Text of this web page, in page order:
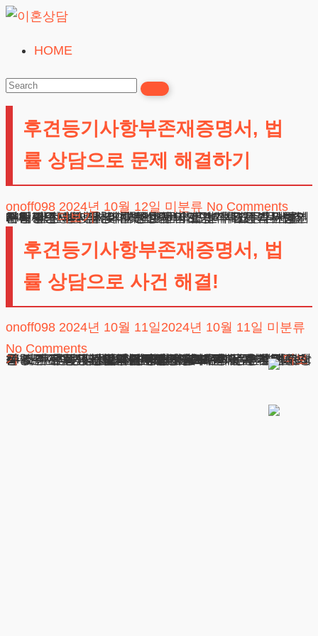
Skip
content
혼
상
HOME
후견등기사항부존재증명서, 법
률 상담으로 문제 해결하기
onoff098 2024년 10월 12일 미분류 No Comments
24시간 전화상담 및 채팅상담 바로가기 목차 후견등기사항부존재증명서에 대한 이해와 준비 후견등기사항부존재증명서 신청의 첫 번째 단계 법적 요건과 서류 준비 과정 실제 사례를 통한 문제점 분석 자주 묻는 질문들 실수 방지를 위한 변호사의 조언 후견등기사항부존재증명서에 대한 이해와 준비 안녕하세요! 법무법인 테헤란의더보기
후견등기사항부존재증명서, 법
률 상담으로 사건 해결!
onoff098 2024년 10월 11일 2024년 10월 11일 미분류
No Comments
24시간 전화상담 및 채팅상담 바로가기 목차 후견등기사항부존재증명서: 알아두어야 할 모든 것 후견등기사항부존재증명서 발급 준비 법적으로 꼭 알아야 할 사항들 사례로 살펴보는 후견등기사항부존재증명서의 현실 자주 묻는 질문들 실수하지 않도록 하는 변호사로서의 조언 후견등기사항부존재증명서: 알아두어야 할 모든 것 후견등기사항부존재증명서, 이 용어를 처음
더보기 상호 : 법무법인 테헤란
사업자 : 589-86-01340
대표자 : 이수학
주소 : 서울시 강남구 테헤란로 420, KT선릉타워West 9층
광고책임변호사 : 이수학